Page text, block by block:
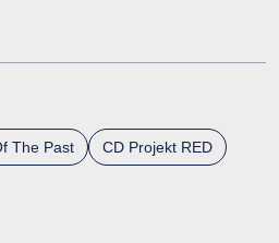
The Past CD Projekt RED